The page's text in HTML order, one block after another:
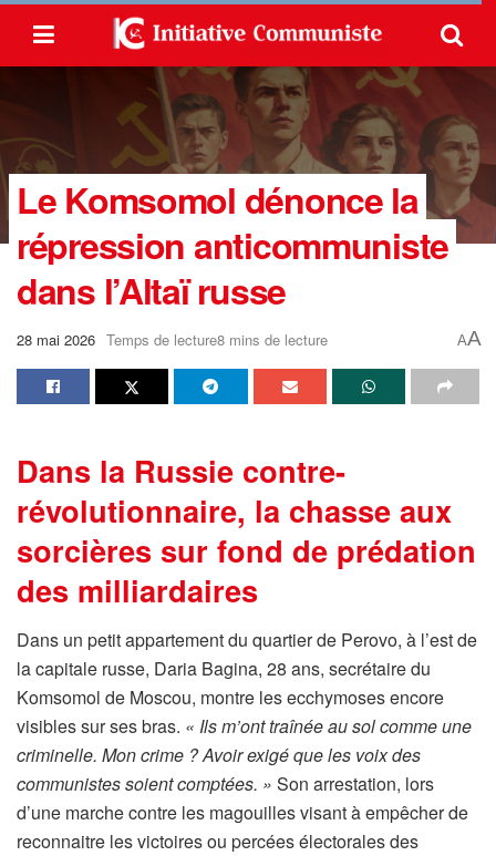
Le Komsomol dénonce la
répression anticommuniste
dans l’Altaï russe
28 mai 2026 Temps de lecture8 mins de lecture AA
Dans la Russie contre-
révolutionnaire, la chasse aux
sorcières sur fond de prédation
des milliardaires
Dans un petit appartement du quartier de Perovo, à l’est de
la capitale russe, Daria Bagina, 28 ans, secrétaire du
Komsomol de Moscou, montre les ecchymoses encore
visibles sur ses bras. « Ils m’ont traînée au sol comme une
criminelle. Mon crime ? Avoir exigé que les voix des
communistes soient comptées. » Son arrestation, lors
d’une marche contre les magouilles visant à empêcher de
reconnaitre les victoires ou percées électorales des